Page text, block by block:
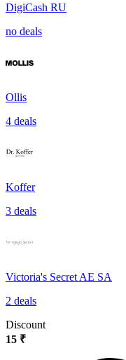
DigiCash RU
no deals
Ollis
4 deals
Koffer
3 deals
Victoria's Secret AE SA
2 deals
Discount
15 ₹